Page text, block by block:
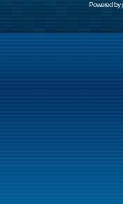
Powered by